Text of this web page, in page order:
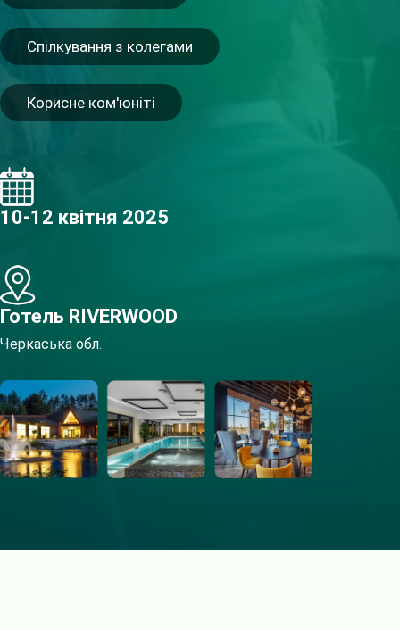
Спілкування з колегами
Корисне ком'юніті
10-12 квітня 2025
Готель RIVERWOOD
Черкаська обл.